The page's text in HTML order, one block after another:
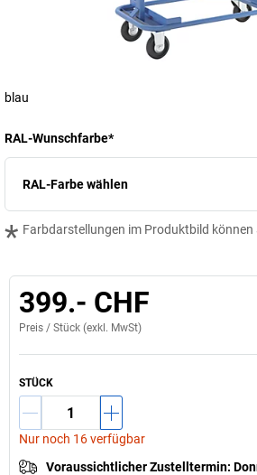
blau
RAL-Wunschfarbe*
RAL-Farbe wählen
* Farbdarstellungen im Produktbild können
399.- CHF
Preis / Stück (exkl. MwSt)
STÜCK
Nur noch 16 verfügbar
Voraussichtlicher Zustelltermin: